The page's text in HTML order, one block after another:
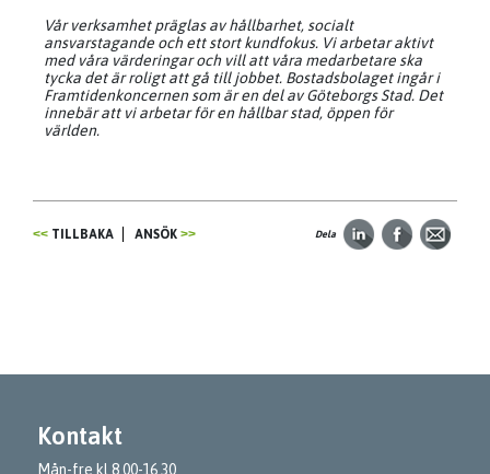
Vår verksamhet präglas av hållbarhet, socialt
ansvarstagande och ett stort kundfokus. Vi arbetar aktivt
med våra värderingar och vill att våra medarbetare ska
tycka det är roligt att gå till jobbet. Bostadsbolaget ingår i
Framtidenkoncernen som är en del av Göteborgs Stad. Det
innebär att vi arbetar för en hållbar stad, öppen för
världen.
TILLBAKA ANSÖK Dela
Kontakt
Mån-fre kl 8.00-16.30